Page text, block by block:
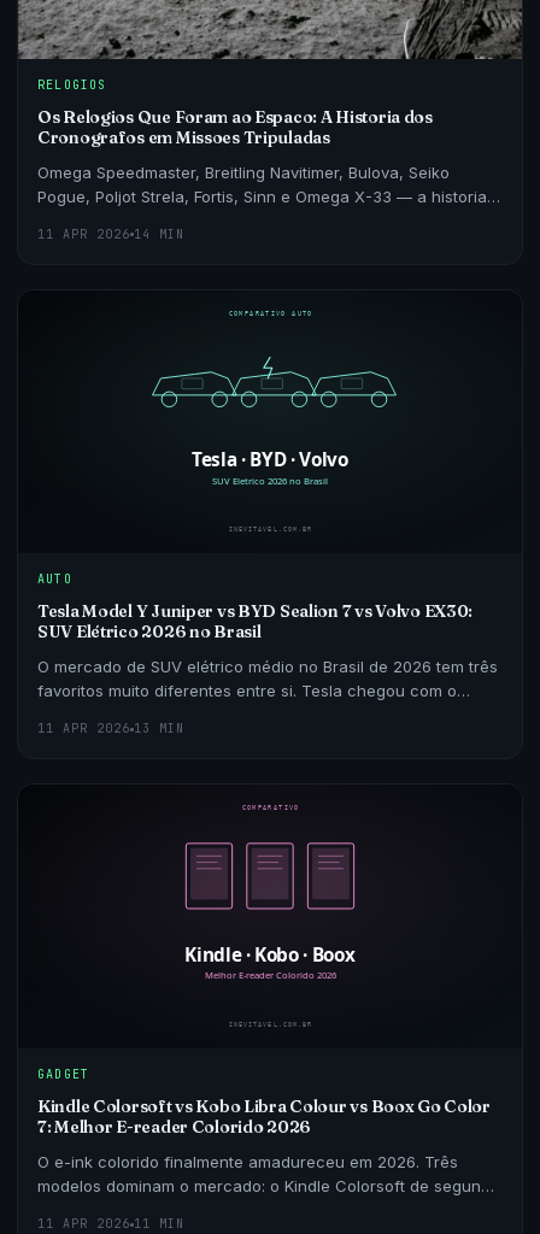
RELOGIOS
Os Relogios Que Foram ao Espaco: A Historia dos
Cronografos em Missoes Tripuladas
Omega Speedmaster, Breitling Navitimer, Bulova, Seiko
Pogue, Poljot Strela, Fortis, Sinn e Omega X-33 — a historia
11 APR 2026 14 MIN
AUTO
Tesla Model Y Juniper vs BYD Sealion 7 vs Volvo EX30:
SUV Elétrico 2026 no Brasil
O mercado de SUV elétrico médio no Brasil de 2026 tem três
favoritos muito diferentes entre si. Tesla chegou com o
11 APR 2026 13 MIN
GADGET
Kindle Colorsoft vs Kobo Libra Colour vs Boox Go Color
7: Melhor E-reader Colorido 2026
O e-ink colorido finalmente amadureceu em 2026. Três
modelos dominam o mercado: o Kindle Colorsoft de segunda
11 APR 2026 11 MIN